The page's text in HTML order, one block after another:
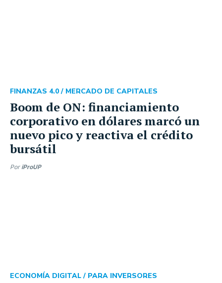
Boom de ON: financiamiento
corporativo en dólares marcó un
nuevo pico y reactiva el crédito
bursátil
FINANZAS 4.0 / MERCADO DE CAPITALES
Por iProUP
ECONOMÍA DIGITAL / PARA INVERSORES